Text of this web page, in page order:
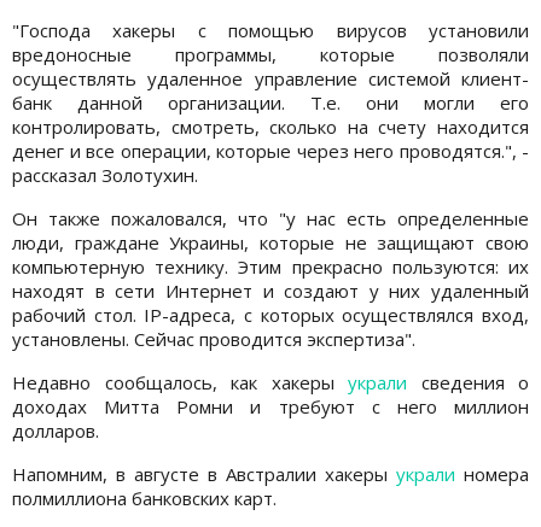
"Господа хакеры с помощью вирусов установили
вредоносные программы, которые позволяли
осуществлять удаленное управление системой клиент-
банк данной организации. Т.е. они могли его
контролировать, смотреть, сколько на счету находится
денег и все операции, которые через него проводятся.", -
рассказал Золотухин.
Он также пожаловался, что "у нас есть определенные
люди, граждане Украины, которые не защищают свою
компьютерную технику. Этим прекрасно пользуются: их
находят в сети Интернет и создают у них удаленный
рабочий стол. IP-адреса, с которых осуществлялся вход,
установлены. Сейчас проводится экспертиза".
Недавно сообщалось, как хакеры украли сведения о
доходах Митта Ромни и требуют с него миллион
долларов.
Напомним, в августе в Австралии хакеры украли номера
полмиллиона банковских карт.